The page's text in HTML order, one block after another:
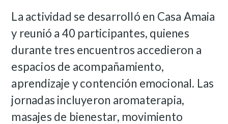
La actividad se desarrolló en Casa Amaia
y reunió a 40 participantes, quienes
durante tres encuentros accedieron a
espacios de acompañamiento,
aprendizaje y contención emocional. Las
jornadas incluyeron aromaterapia,
masajes de bienestar, movimiento